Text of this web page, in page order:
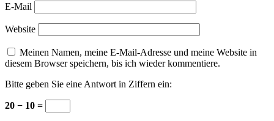
E-Mail
Website
Meinen Namen, meine E-Mail-Adresse und meine Website in
diesem Browser speichern, bis ich wieder kommentiere.
Bitte geben Sie eine Antwort in Ziffern ein:
20 − 10 =